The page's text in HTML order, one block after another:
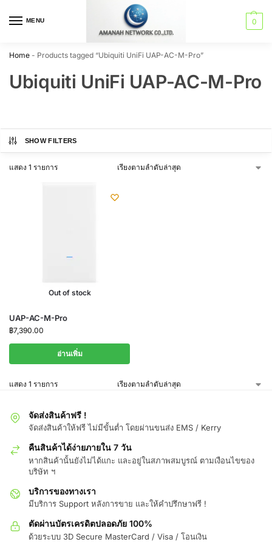
MENU 0
Home - Products tagged “Ubiquiti UniFi UAP-AC-M-Pro”
Ubiquiti UniFi UAP-AC-M-Pro
SHOW FILTERS
แสดง 1 รายการ
Out of stock
UAP-AC-M-Pro
฿7,390.00
อ่านเพิ่ม
แสดง 1 รายการ
จัดส่งสินค้าฟรี !
จัดส่งสินค้าให้ฟรี ไม่มีขั้นต่ำ โดยผ่านขนส่ง EMS / Kerry
คืนสินค้าได้ง่ายภายใน 7 วัน
หากสินค้านั้นยังไม่ได้แกะ และอยู่ในสภาพสมบูรณ์ ตามเงือนไขของ
บริษัท ฯ
บริการของทางเรา
มีบริการ Support หลังการขาย และให้คำปรึกษาฟรี !
ตัดผ่านบัตรเครดิตปลอดภัย 100%
ด้วยระบบ 3D Secure MasterCard / Visa / โอนเงิน